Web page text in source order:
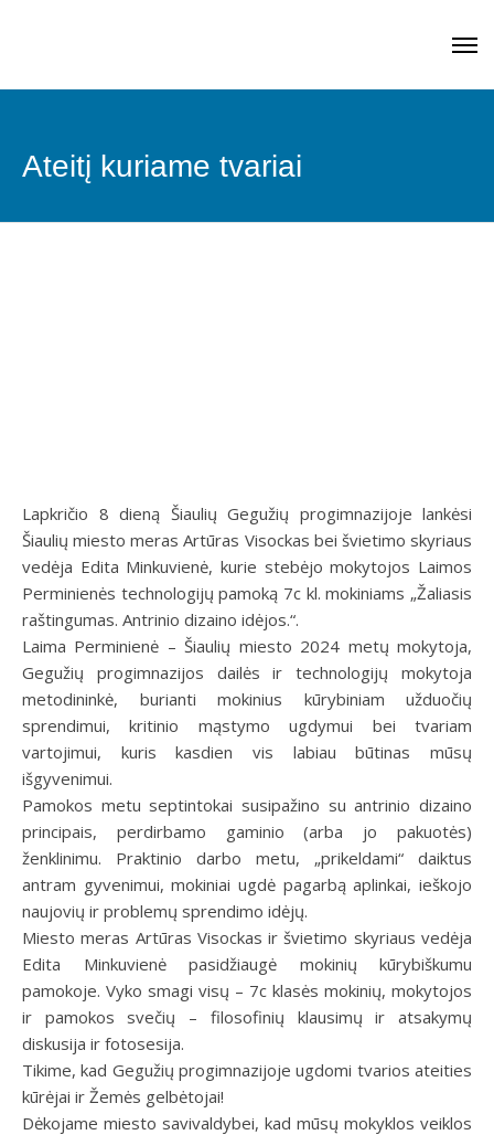
Ateitį kuriame tvariai
Lapkričio 8 dieną Šiaulių Gegužių progimnazijoje lankėsi
Šiaulių miesto meras Artūras Visockas bei švietimo skyriaus
vedėja Edita Minkuvienė, kurie stebėjo mokytojos Laimos
Perminienės technologijų pamoką 7c kl. mokiniams „Žaliasis
raštingumas. Antrinio dizaino idėjos.“.
Laima Perminienė – Šiaulių miesto 2024 metų mokytoja,
Gegužių progimnazijos dailės ir technologijų mokytoja
metodininkė, burianti mokinius kūrybiniam užduočių
sprendimui, kritinio mąstymo ugdymui bei tvariam
vartojimui, kuris kasdien vis labiau būtinas mūsų
išgyvenimui.
Pamokos metu septintokai susipažino su antrinio dizaino
principais, perdirbamo gaminio (arba jo pakuotės)
ženklinimu. Praktinio darbo metu, „prikeldami“ daiktus
antram gyvenimui, mokiniai ugdė pagarbą aplinkai, ieškojo
naujovių ir problemų sprendimo idėjų.
Miesto meras Artūras Visockas ir švietimo skyriaus vedėja
Edita Minkuvienė pasidžiaugė mokinių kūrybiškumu
pamokoje. Vyko smagi visų – 7c klasės mokinių, mokytojos
ir pamokos svečių – filosofinių klausimų ir atsakymų
diskusija ir fotosesija.
Tikime, kad Gegužių progimnazijoje ugdomi tvarios ateities
kūrėjai ir Žemės gelbėtojai!
Dėkojame miesto savivaldybei, kad mūsų mokyklos veiklos